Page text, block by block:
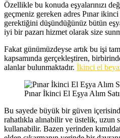
Özellikle bu konuda eşyalarınızı
geçmeniz gereken adres Pınar
gerektiğini düşündüğünüz bütün
iyi bir pazarı hizmet olarak size
Fakat günümüzdeyse artık bu işi
kapsamında gerçekleştiren,
alanlar bulunmaktadır. İkinci el
Pınar İkinci El Eşya Alım
Bu sayede büyük bir güven
rahatlıkla alınabilir ve üstelik, uzun
kullanabilir. Bazen yerinden